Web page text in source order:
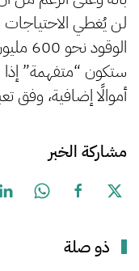
لن يُغطي الاحتياجات
ستكون “متفهمة”
أموالًا إضافية، وفق
مشاركة الخبر
ذو صلة